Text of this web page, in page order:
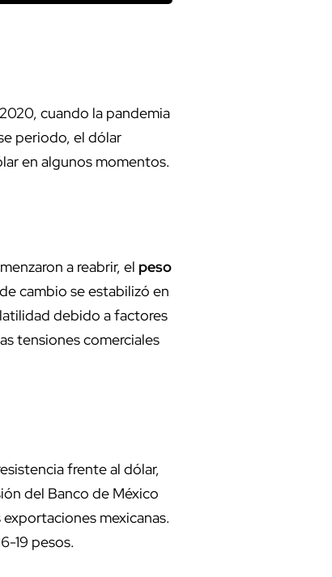
cuando la pandemia
periodo, el dólar
en algunos momentos.
a reabrir, el peso
cambio se estabilizó en
debido a factores
tensiones comerciales
frente al dólar,
del Banco de México
mexicanas.
19 pesos.